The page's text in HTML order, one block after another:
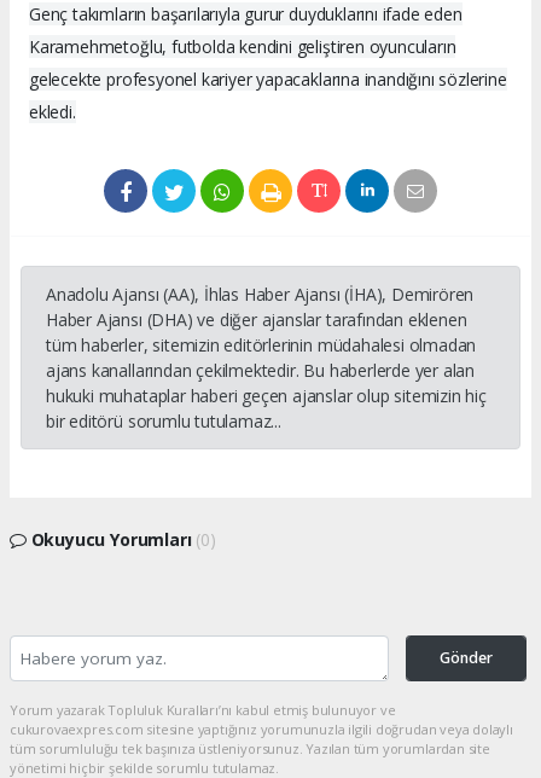
Genç takımların başarılarıyla gurur duyduklarını ifade eden
Karamehmetoğlu, futbolda kendini geliştiren oyuncuların
gelecekte profesyonel kariyer yapacaklarına inandığını sözlerine
ekledi.
Anadolu Ajansı (AA), İhlas Haber Ajansı (İHA), Demirören
Haber Ajansı (DHA) ve diğer ajanslar tarafından eklenen
tüm haberler, sitemizin editörlerinin müdahalesi olmadan
ajans kanallarından çekilmektedir. Bu haberlerde yer alan
hukuki muhataplar haberi geçen ajanslar olup sitemizin hiç
bir editörü sorumlu tutulamaz...
Okuyucu Yorumları (0)
Gönder
Yorum yazarak Topluluk Kuralları’nı kabul etmiş bulunuyor ve
cukurovaexpres.com sitesine yaptığınız yorumunuzla ilgili doğrudan veya dolaylı
tüm sorumluluğu tek başınıza üstleniyorsunuz. Yazılan tüm yorumlardan site
yönetimi hiçbir şekilde sorumlu tutulamaz.